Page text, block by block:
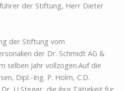
der Stiftung, Herr Dieter
der Stiftung vom
der Dr. Schmidt AG &
selben Jahr vollzogen.Auf die
Dipl.-Ing. P. Holm, C.D.